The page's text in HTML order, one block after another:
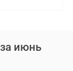
за июнь